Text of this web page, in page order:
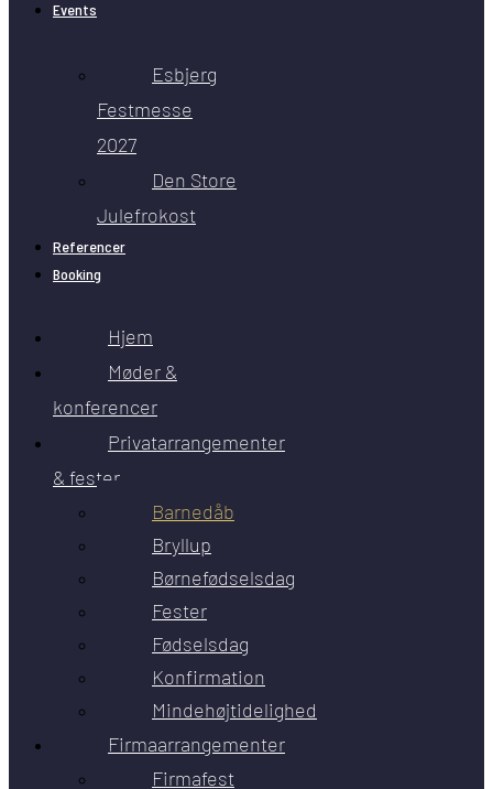
Events
Esbjerg
Festmesse
2027
Den Store
Julefrokost
Referencer
Booking
Hjem
Møder &
konferencer
Privatarrangementer
& fester
Barnedåb
Bryllup
Børnefødselsdag
Fester
Fødselsdag
Konfirmation
Mindehøjtidelighed
Firmaarrangementer
Firmafest